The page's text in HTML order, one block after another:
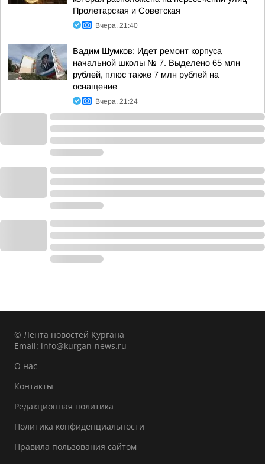
Пролетарская и Советская
Вчера, 21:40
Вадим Шумков: Идет ремонт корпуса
начальной школы № 7. Выделено 65 млн
рублей, плюс также 7 млн рублей на
оснащение
Вчера, 21:24
© Лента новостей Кургана
Email: info@kurgan-news.ru
О нас
Контакты
Редакционная политика
Политика конфиденциальности
Правила пользования сайтом